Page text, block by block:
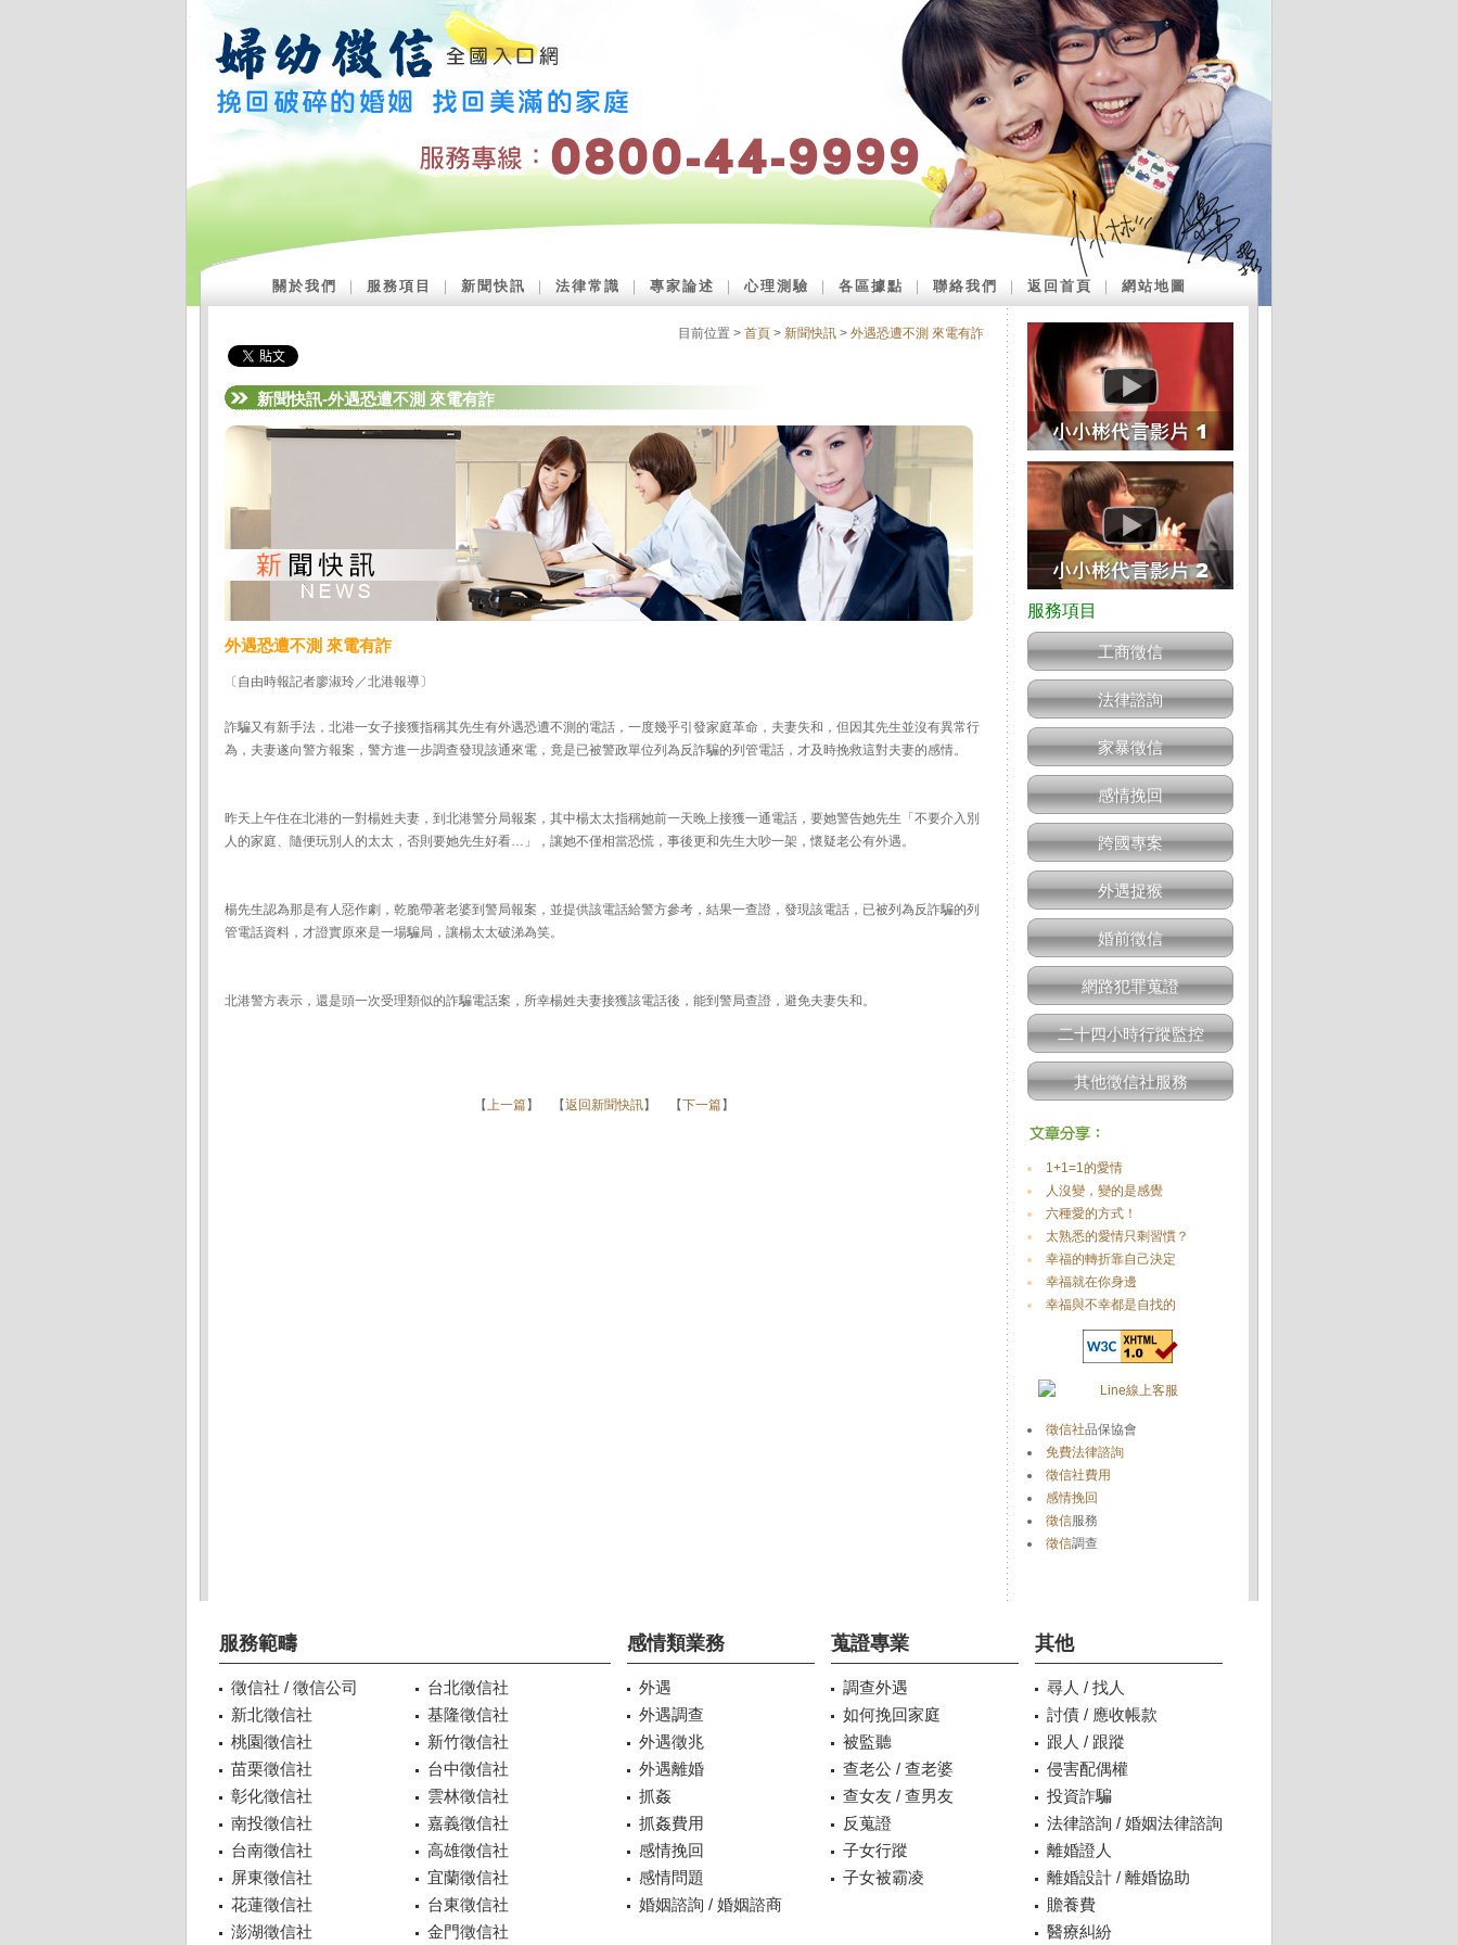
關於我們 服務項目 新聞快訊 法律常識 專家論述 ｜心理測驗 各區據點 聯絡我們 返回首頁 網站地圖
目前位置 > 首頁 > 新聞快訊 > 外遇恐遭不測 來電有詐
新聞快訊-外遇恐遭不測 來電有詐
外遇恐遭不測 來電有詐
〔自由時報記者廖淑玲／北港報導〕
詐騙又有新手法，北港一女子接獲指稱其先生有外遇恐遭不測的電話，一度幾乎引發家庭革命，夫妻失和，但因其先生並沒有異常行
為，夫妻遂向警方報案，警方進一步調查發現該通來電，竟是已被警政單位列為反詐騙的列管電話，才及時挽救這對夫妻的感情。
昨天上午住在北港的一對楊姓夫妻，到北港警分局報案，其中楊太太指稱她前一天晚上接獲一通電話，要她警告她先生「不要介入別
人的家庭、隨便玩別人的太太，否則要她先生好看…」，讓她不僅相當恐慌，事後更和先生大吵一架，懷疑老公有外遇。
楊先生認為那是有人惡作劇，乾脆帶著老婆到警局報案，並提供該電話給警方參考，結果一查證，發現該電話，已被列為反詐騙的列
管電話資料，才證實原來是一場騙局，讓楊太太破涕為笑。
北港警方表示，還是頭一次受理類似的詐騙電話案，所幸楊姓夫妻接獲該電話後，能到警局查證，避免夫妻失和。
【上一篇】 【返回新聞快訊】 【下一篇】
工商徵信
法律諮詢
家暴徵信
感情挽回
跨國專案
外遇捉猴
婚前徵信
網路犯罪蒐證
二十四小時行蹤監控
其他徵信社服務
1+1=1的愛情
人沒變，變的是感覺
六種愛的方式！
太熟悉的愛情只剩習慣？
幸福的轉折靠自己決定
幸福就在你身邊
幸福與不幸都是自找的
徵信社品保協會
免費法律諮詢
徵信社費用
感情挽回
徵信服務
徵信調查
服務範疇
徵信社 / 徵信公司
台北徵信社
新北徵信社
基隆徵信社
桃園徵信社
新竹徵信社
苗栗徵信社
台中徵信社
彰化徵信社
雲林徵信社
南投徵信社
嘉義徵信社
台南徵信社
高雄徵信社
屏東徵信社
宜蘭徵信社
花蓮徵信社
台東徵信社
澎湖徵信社
金門徵信社
感情類業務
外遇
外遇調查
外遇徵兆
外遇離婚
抓姦
抓姦費用
感情挽回
感情問題
婚姻諮詢 / 婚姻諮商
蒐證專業
調查外遇
如何挽回家庭
被監聽
查老公 / 查老婆
查女友 / 查男友
反蒐證
子女行蹤
子女被霸凌
其他
尋人 / 找人
討債 / 應收帳款
跟人 / 跟蹤
侵害配偶權
投資詐騙
法律諮詢 / 婚姻法律諮詢
離婚證人
離婚設計 / 離婚協助
贍養費
醫療糾紛